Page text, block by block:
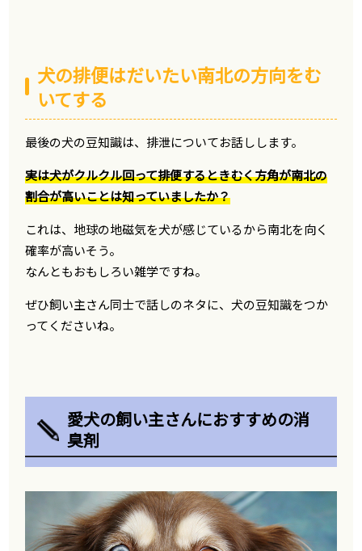
犬の排便はだいたい南北の方向をむ
いてする
最後の犬の豆知識は、排泄についてお話しします。
実は犬がクルクル回って排便するときむく方角が南北の
割合が高いことは知っていましたか？
これは、地球の地磁気を犬が感じているから南北を向く
確率が高いそう。
なんともおもしろい雑学ですね。
ぜひ飼い主さん同士で話しのネタに、犬の豆知識をつか
ってくださいね。
愛犬の飼い主さんにおすすめの消
臭剤